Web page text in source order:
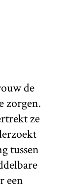
de
zorgen.
ze
tussen
een